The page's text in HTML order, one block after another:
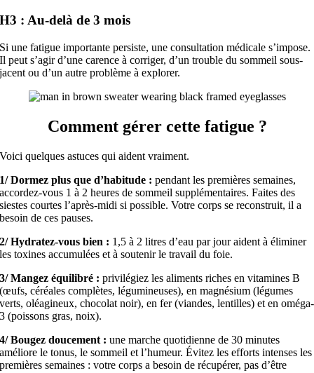
H3 : Au-delà de 3 mois
Si une fatigue importante persiste, une consultation médicale s’impose.
Il peut s’agir d’une carence à corriger, d’un trouble du sommeil sous-
jacent ou d’un autre problème à explorer.
Comment gérer cette fatigue ?
Voici quelques astuces qui aident vraiment.
1/ Dormez plus que d’habitude :pendant les premières semaines,
accordez-vous 1 à 2 heures de sommeil supplémentaires. Faites des
siestes courtes l’après-midi si possible. Votre corps se reconstruit, il a
besoin de ces pauses.
2/ Hydratez-vous bien : 1,5 à 2 litres d’eau par jour aident à éliminer
les toxines accumulées et à soutenir le travail du foie.
3/ Mangez équilibré :privilégiez les aliments riches en vitamines B
(œufs, céréales complètes, légumineuses), en magnésium (légumes
verts, oléagineux, chocolat noir), en fer (viandes, lentilles) et en oméga-
3 (poissons gras, noix).
4/ Bougez doucement :une marche quotidienne de 30 minutes
améliore le tonus, le sommeil et l’humeur. Évitez les efforts intenses les
premières semaines : votre corps a besoin de récupérer, pas d’être